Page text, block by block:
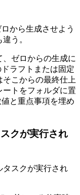
から生成させよう
う。
、ゼロからの生成に
ラフトまたは固定
こからの最終仕上
トをフォルダに置
と重点事項を埋め
クが実行され
タスクが実行され